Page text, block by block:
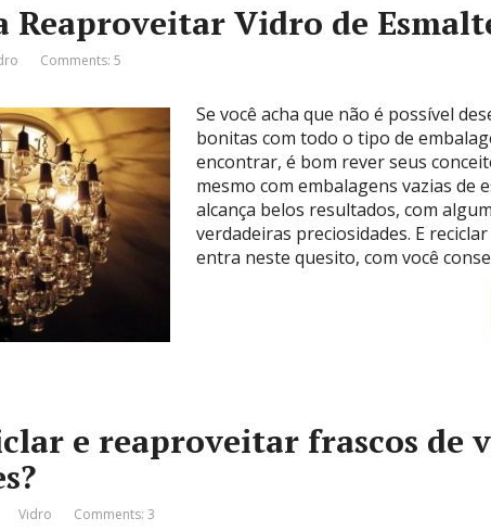
Reaproveitar Vidro de
Comments: 5
Se você acha que não é possível
bonitas com todo o tipo de
encontrar, é bom rever seus
mesmo com embalagens vazias de
alcança belos resultados, com
verdadeiras preciosidades. E
entra neste quesito, com você
e reaproveitar frascos de
Vidro Comments: 3